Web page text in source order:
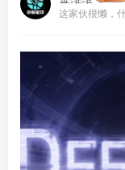
这家伙很懒，